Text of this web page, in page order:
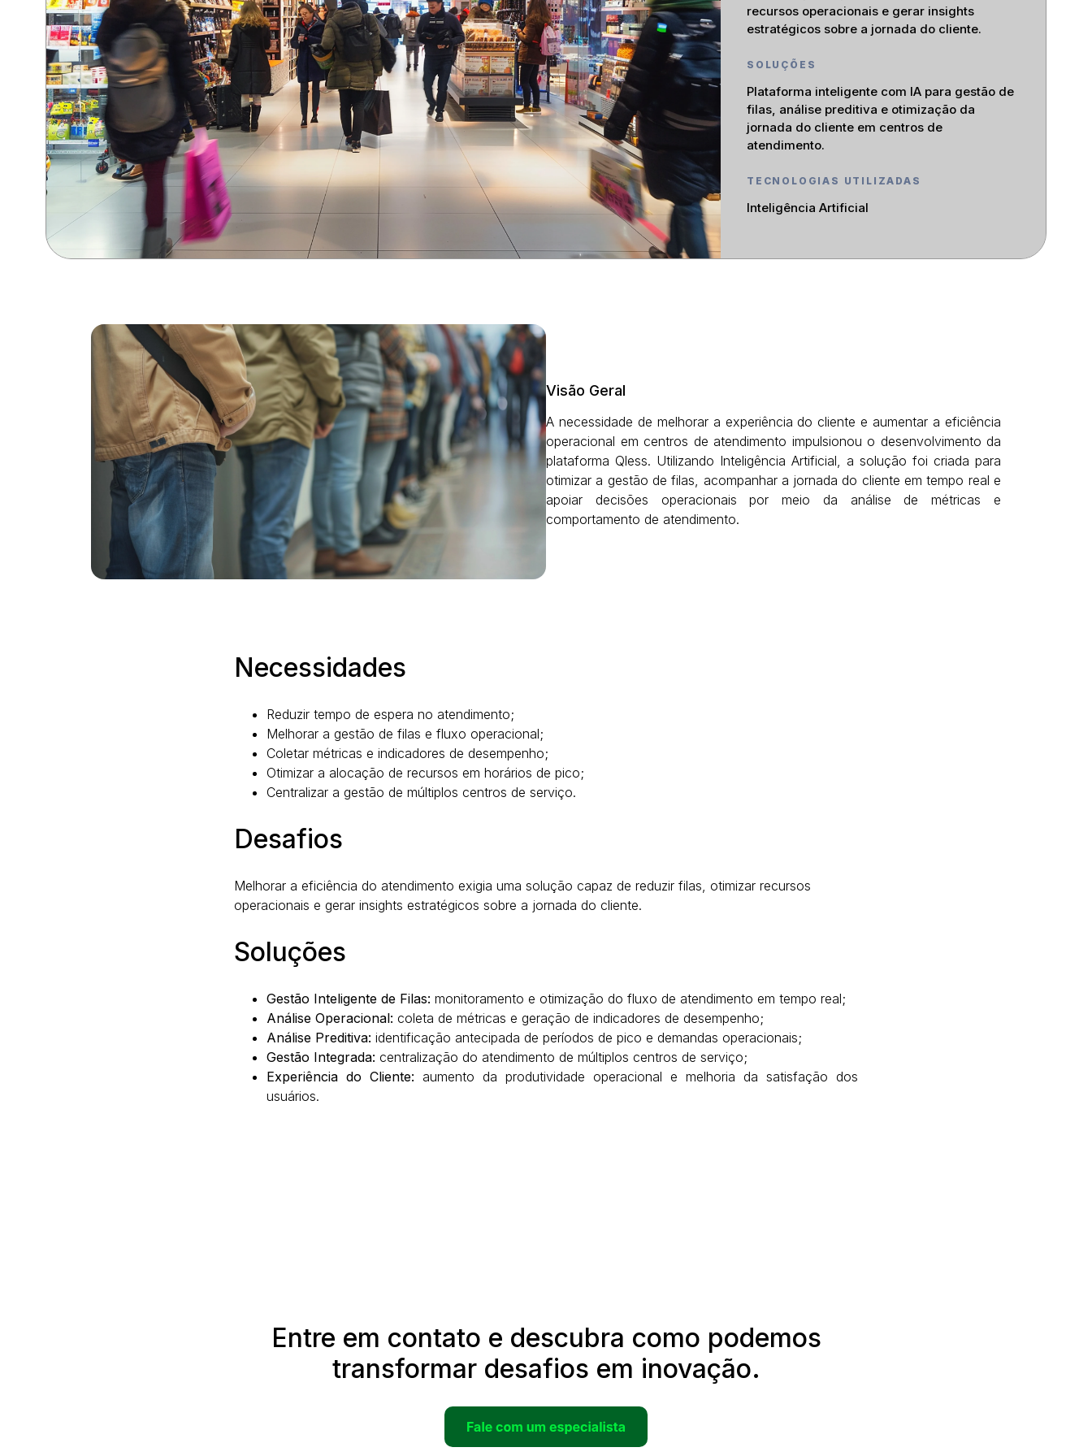
recursos operacionais e gerar insights
estratégicos sobre a jornada do cliente.
SOLUÇÕES
Plataforma inteligente com IA para gestão de
filas, análise preditiva e otimização da
jornada do cliente em centros de
atendimento.
TECNOLOGIAS UTILIZADAS
Inteligência Artificial
Visão Geral
A necessidade de melhorar a experiência do cliente e aumentar a eficiência
operacional em centros de atendimento impulsionou o desenvolvimento da
plataforma Qless. Utilizando Inteligência Artificial, a solução foi criada para
otimizar a gestão de filas, acompanhar a jornada do cliente em tempo real e
apoiar decisões operacionais por meio da análise de métricas e
comportamento de atendimento.
Necessidades
Reduzir tempo de espera no atendimento;
Melhorar a gestão de filas e fluxo operacional;
Coletar métricas e indicadores de desempenho;
Otimizar a alocação de recursos em horários de pico;
Centralizar a gestão de múltiplos centros de serviço.
Desafios
Melhorar a eficiência do atendimento exigia uma solução capaz de reduzir filas, otimizar recursos
operacionais e gerar insights estratégicos sobre a jornada do cliente.
Soluções
Gestão Inteligente de Filas: monitoramento e otimização do fluxo de atendimento em tempo real;
Análise Operacional: coleta de métricas e geração de indicadores de desempenho;
Análise Preditiva: identificação antecipada de períodos de pico e demandas operacionais;
Gestão Integrada: centralização do atendimento de múltiplos centros de serviço;
Experiência do Cliente: aumento da produtividade operacional e melhoria da satisfação dos
usuários.
Entre em contato e descubra como podemos
transformar desafios em inovação.